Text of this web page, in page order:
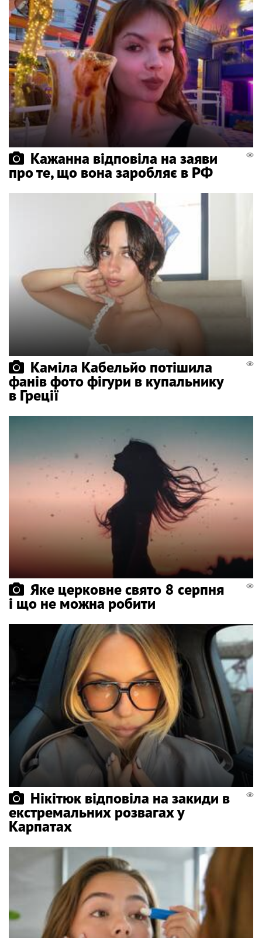
Кажанна відповіла на заяви
про те, що вона заробляє в РФ
Каміла Кабельйо потішила
фанів фото фігури в купальнику
в Греції
Яке церковне свято 8 серпня
і що не можна робити
Нікітюк відповіла на закиди в
екстремальних розвагах у
Карпатах